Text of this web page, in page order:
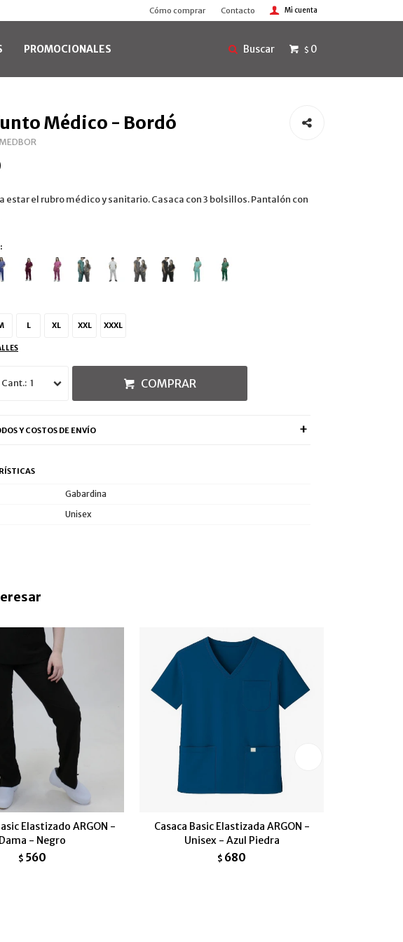
PROMOCIONALES $ 0
Cómo comprar Contacto
Médico - Bordó
estar el rubro médico y sanitario. Casaca con 3 bolsillos. Pantalón con
L XL XXL XXXL
1 COMPRAR
Y COSTOS DE ENVÍO
Gabardina
Unisex
Elastizado ARGON -
Dama - Negro
$ 560
Casaca Basic Elastizada ARGON -
Unisex - Azul Piedra
$ 680